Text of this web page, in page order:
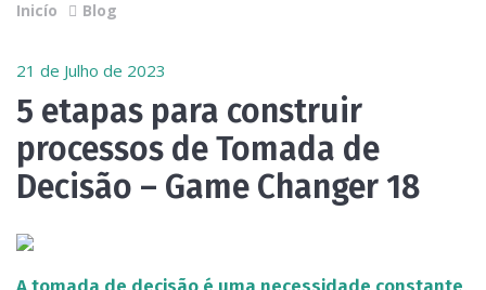
Inicío Blog
21 de Julho de 2023
5 etapas para construir
processos de Tomada de
Decisão – Game Changer 18